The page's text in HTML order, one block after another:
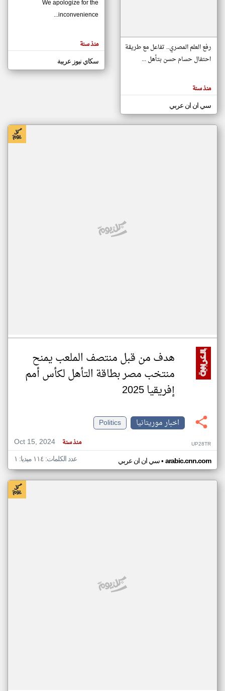
مصادر الأخبار من موريتانيا
اخبار موريتانيا على مدار الساعة
أهم اخبار موريتانيا العاجلة والمباشرة
المقالات
الموجوده
هنا عن
رفع العلم المصري.. تفاعل مع طريقة
احتفال حسام حسن بتأهل ...
منذ سنة
سي ان ان عربي
We apologize for the
inconvenience...
منذ سنة
سكاي نيوز عربية
هدف من قبل منتصف الملعب يمنح
منتخب مصر بطاقة التأهل لكأس أمم
إفريقيا 2025
اخبار موريتانيا
Politics
Oct 15, 2024
منذ سنة UP28TR
سي ان ان عربي• arabic.cnn.com عدد الكلمات: ١١٤ ميديا: ١
klyoum.com